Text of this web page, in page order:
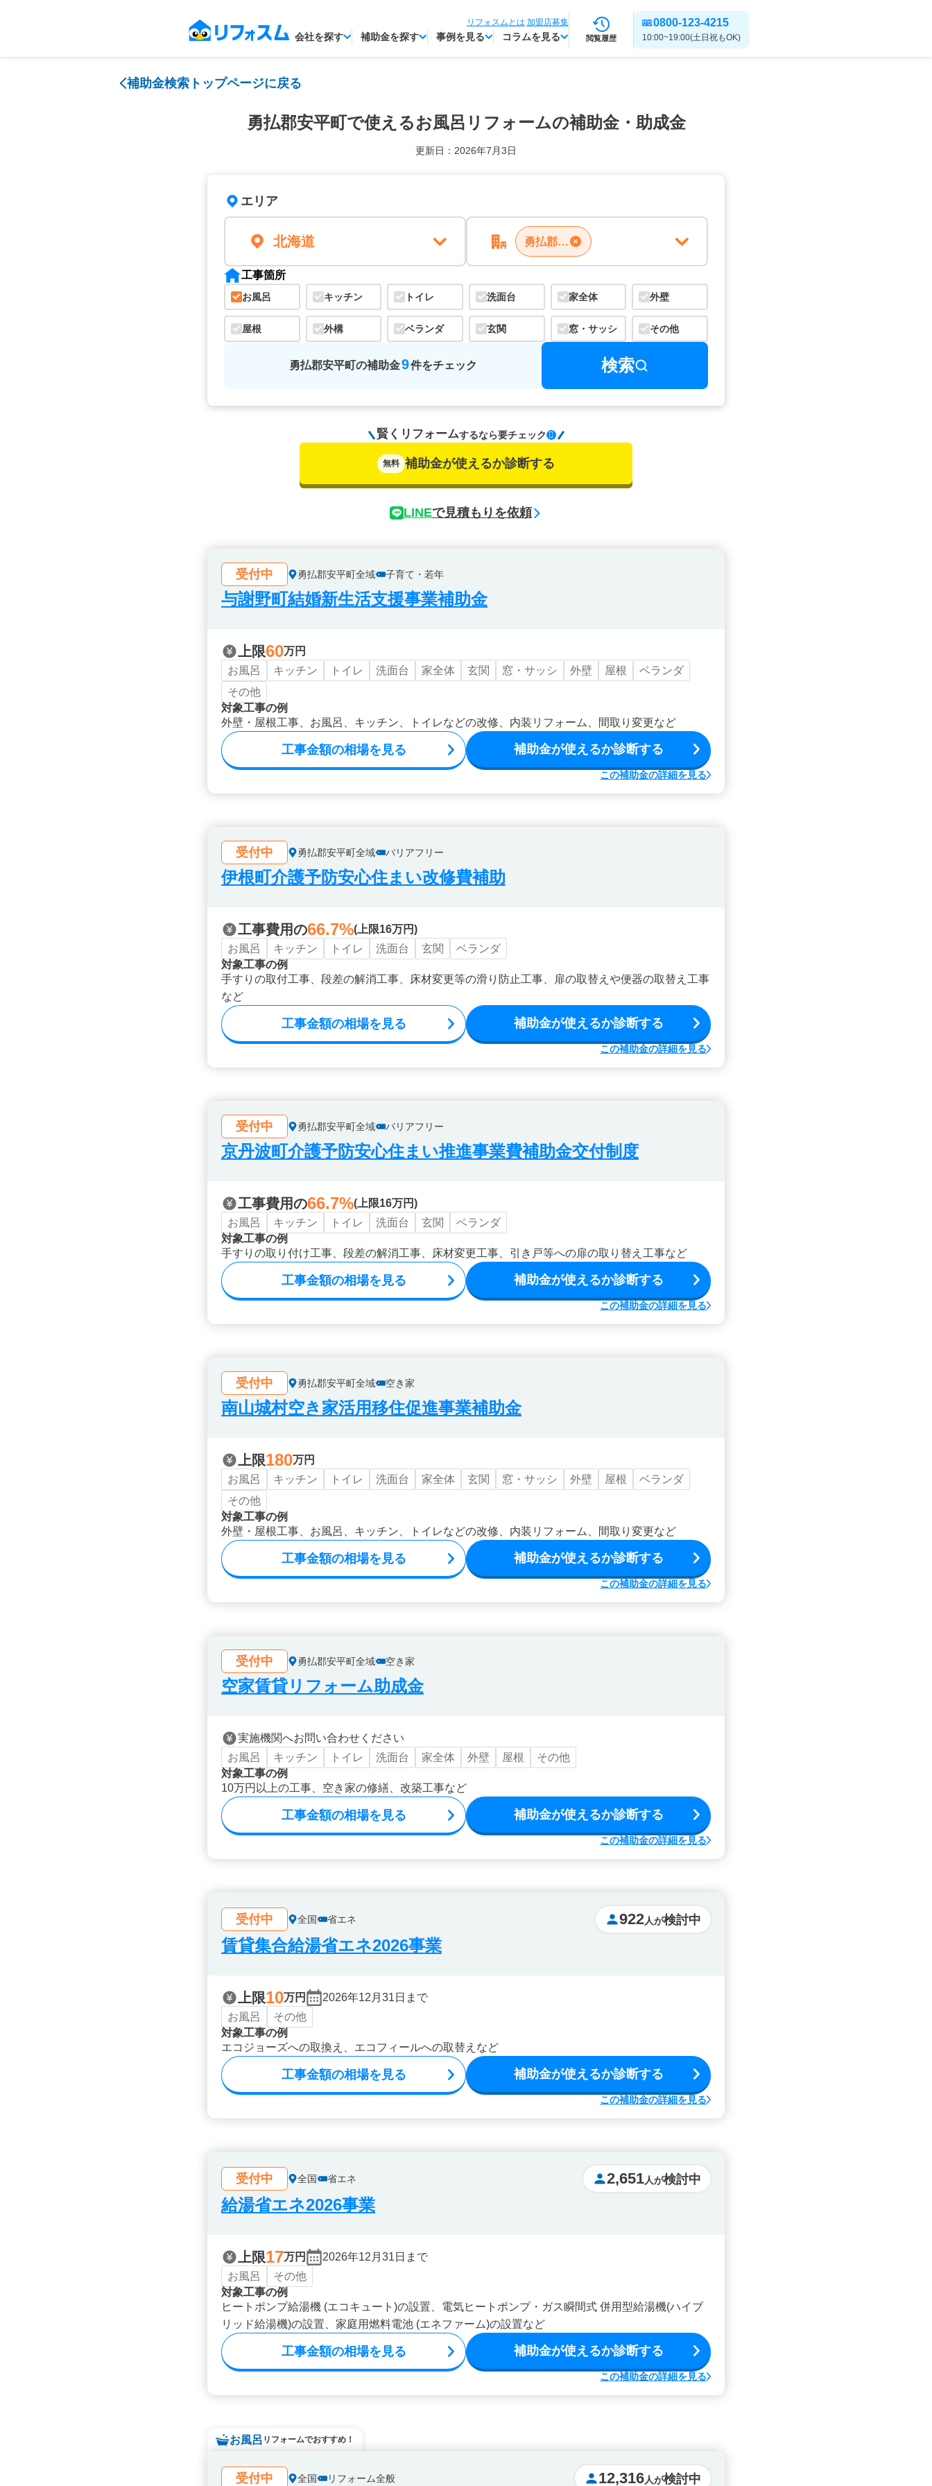
リフォスムとは|加盟店募集
会社を探す 補助金を探す 事例を見る コラムを見る 閲覧履歴
0800-123-4215
10:00~19:00(土日祝もOK)
補助金検索トップページに戻る
勇払郡安平町で使えるお風呂リフォームの補助金・助成金
更新日：2026年7月3日
エリア
北海道 勇払郡安平町
工事箇所
お風呂 キッチン トイレ 洗面台 家全体 外壁
屋根 外構 ベランダ 玄関 窓・サッシ その他
勇払郡安平町の補助金9件をチェック 検索
賢くリフォームするなら要チェック
無料 補助金が使えるか診断する
LINEで見積もりを依頼
受付中 勇払郡安平町全域 子育て・若年
与謝野町結婚新生活支援事業補助金
上限60万円
お風呂
キッチン トイレ 洗面台 家全体 玄関 窓・サッシ 外壁 屋根
ベランダ
その他
対象工事の例
外壁・屋根工事、お風呂、キッチン、トイレなどの改修、内装リフォーム、間取り変更など
工事金額の相場を見る 補助金が使えるか診断する
この補助金の詳細を見る
受付中 勇払郡安平町全域 バリアフリー
伊根町介護予防安心住まい改修費補助
工事費用の66.7%(上限16万円)
お風呂
キッチン トイレ 洗面台 玄関
ベランダ
対象工事の例
手すりの取付工事、段差の解消工事、床材変更等の滑り防止工事、扉の取替えや便器の取替え工事
など
工事金額の相場を見る 補助金が使えるか診断する
この補助金の詳細を見る
受付中 勇払郡安平町全域 バリアフリー
京丹波町介護予防安心住まい推進事業費補助金交付制度
工事費用の66.7%(上限16万円)
お風呂
キッチン トイレ 洗面台 玄関
ベランダ
対象工事の例
手すりの取り付け工事、段差の解消工事、床材変更工事、引き戸等への扉の取り替え工事など
工事金額の相場を見る 補助金が使えるか診断する
この補助金の詳細を見る
受付中 勇払郡安平町全域 空き家
南山城村空き家活用移住促進事業補助金
上限180万円
お風呂
キッチン トイレ 洗面台 家全体 玄関 窓・サッシ 外壁 屋根
ベランダ
その他
対象工事の例
外壁・屋根工事、お風呂、キッチン、トイレなどの改修、内装リフォーム、間取り変更など
工事金額の相場を見る 補助金が使えるか診断する
この補助金の詳細を見る
受付中 勇払郡安平町全域 空き家
空家賃貸リフォーム助成金
実施機関へお問い合わせください
お風呂
キッチン トイレ 洗面台 家全体 外壁 屋根
その他
対象工事の例
10万円以上の工事、空き家の修繕、改築工事など
工事金額の相場を見る 補助金が使えるか診断する
この補助金の詳細を見る
受付中 全国 省エネ 922人が検討中
賃貸集合給湯省エネ2026事業
上限10万円
2026年12月31日まで
お風呂
その他
対象工事の例
エコジョーズへの取換え、エコフィールへの取替えなど
工事金額の相場を見る 補助金が使えるか診断する
この補助金の詳細を見る
受付中 全国 省エネ 2,651人が検討中
給湯省エネ2026事業
上限17万円
2026年12月31日まで
お風呂
その他
対象工事の例
ヒートポンプ給湯機 (エコキュート)の設置、電気ヒートポンプ・ガス瞬間式 併用型給湯機(ハイブ
リッド給湯機)の設置、家庭用燃料電池 (エネファーム)の設置など
工事金額の相場を見る 補助金が使えるか診断する
この補助金の詳細を見る
お風呂 リフォームでおすすめ！
受付中 全国 リフォーム全般 12,316人が検討中